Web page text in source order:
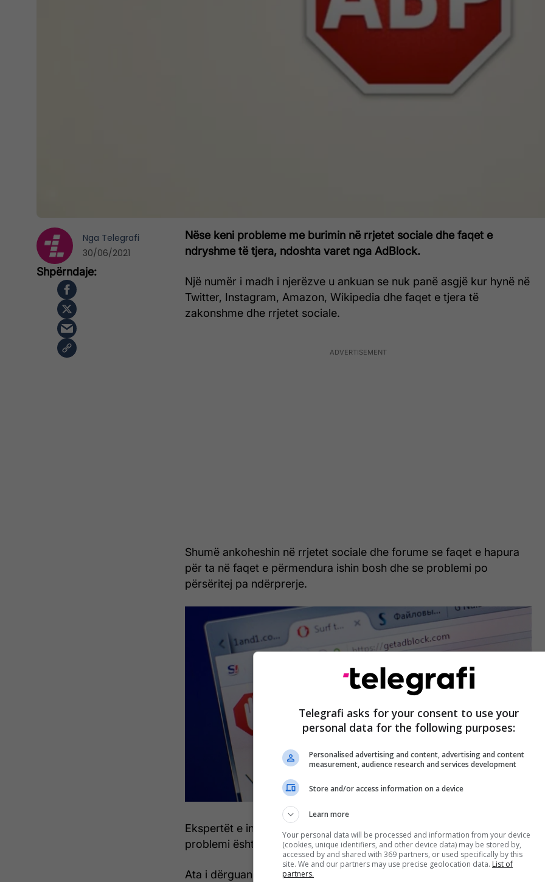
Nëse keni probleme me burimin në rrjetet sociale dhe faqet e
ndryshme të tjera, ndoshta varet nga AdBlock.
Një numër i madh i njerëzve u ankuan se nuk panë asgjë kur hynë në
Twitter, Instagram, Amazon, Wikipedia dhe faqet e tjera të
zakonshme dhe rrjetet sociale.
Shumë ankoheshin në rrjetet sociale dhe forume se faqet e hapura
për ta në faqet e përmendura ishin bosh dhe se problemi po
përsëritej pa ndërprerje.
Ekspertët e internetit kanë zbuluar se për çfarë bëhet fjalë dhe
problemi është te AdBlock, raportontheverge.
Ata i dërguan një email AdBlock, i cili u përgjigj se ai do ta zgjidhte
Nga Telegrafi
30/06/2021
Telegrafi asks for your consent to use your
personal data for the following purposes:
Personalised advertising and content, advertising and content
measurement, audience research and services development
Store and/or access information on a device
Learn more
Your personal data will be processed and information from your device
(cookies, unique identifiers, and other device data) may be stored by,
accessed by and shared with 369 partners, or used specifically by this
site. We and our partners may use precise geolocation data. List of
partners.